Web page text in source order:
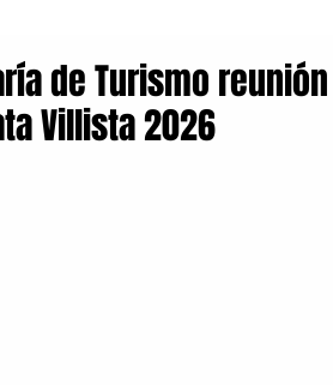
de Turismo
Villista 2026